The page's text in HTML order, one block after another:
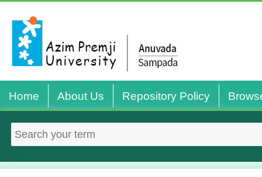
Home About Us Repository Policy